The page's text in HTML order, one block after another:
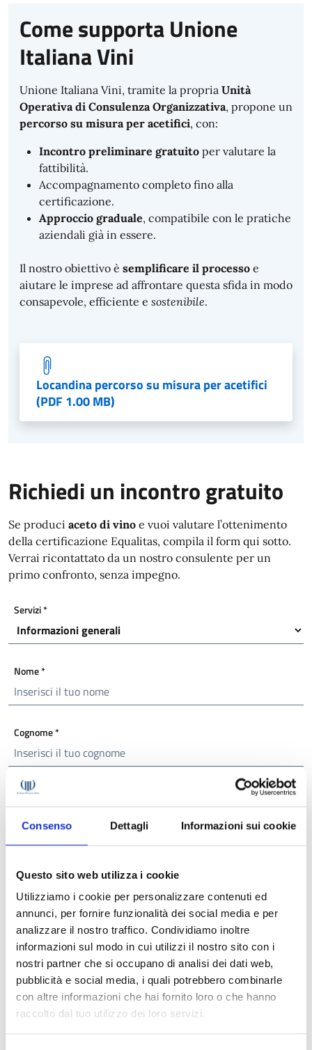
Consenso Dettagli Informazioni sui cookie
Questo sito web utilizza i cookie
Utilizziamo i cookie per personalizzare contenuti ed
annunci, per fornire funzionalità dei social media e per
analizzare il nostro traffico. Condividiamo inoltre
informazioni sul modo in cui utilizzi il nostro sito con i
nostri partner che si occupano di analisi dei dati web,
pubblicità e social media, i quali potrebbero combinarle
con altre informazioni che hai fornito loro o che hanno
raccolto dal tuo utilizzo dei loro servizi.
Come supporta Unione
Italiana Vini
Unione Italiana Vini, tramite la propria Unità
Operativa di Consulenza Organizzativa, propone un
percorso su misura per acetifici, con:
Incontro preliminare gratuito per valutare la
fattibilità.
Accompagnamento completo fino alla
certificazione.
Approccio graduale, compatibile con le pratiche
aziendali già in essere.
Il nostro obiettivo è semplificare il processo e
aiutare le imprese ad affrontare questa sfida in modo
consapevole, efficiente e sostenibile.
Locandina percorso su misura per acetifici
(PDF 1.00 MB)
Richiedi un incontro gratuito
Se produci aceto di vino e vuoi valutare l’ottenimento
della certificazione Equalitas, compila il form qui sotto.
Verrai ricontattato da un nostro consulente per un
primo confronto, senza impegno.
Servizi*
Nome*
Cognome*
Email
Dichiaro di aver preso visione dellaprivacy policye
autorizzo il trattamento dei miei dati personali per le
finalità connesse alla gestione della mia richiesta.